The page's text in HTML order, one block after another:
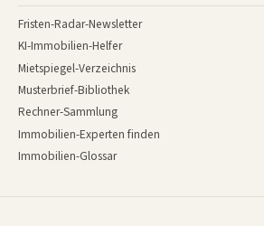
Fristen-Radar-Newsletter
KI-Immobilien-Helfer
Mietspiegel-Verzeichnis
Musterbrief-Bibliothek
Rechner-Sammlung
Immobilien-Experten finden
Immobilien-Glossar